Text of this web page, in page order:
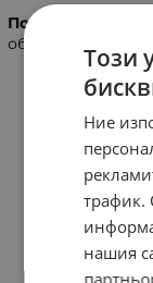
Поддръжка:
обороти наТози
Ние
трафик.
нашия